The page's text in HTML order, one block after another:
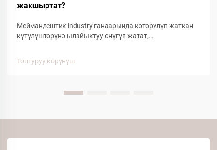
жакшыртат?
Меймандештик industry ганаарында көтөрүлүп жаткан
күтүлүштөрүнө ылайыктуу өнүгүп жатат,
Бул негизги кайрымдуулук буюмдардын ичинде, кошкоо
Топтуруу көрүнүш